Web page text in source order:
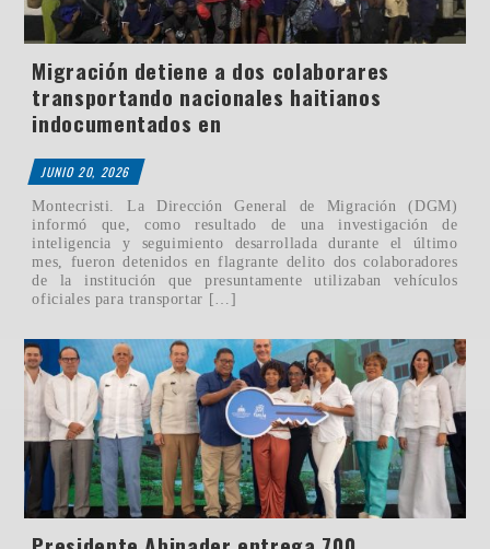
Migración detiene a dos colaborares
transportando nacionales haitianos
indocumentados en
JUNIO 20, 2026
Montecristi. La Dirección General de Migración (DGM)
informó que, como resultado de una investigación de
inteligencia y seguimiento desarrollada durante el último
mes, fueron detenidos en flagrante delito dos colaboradores
de la institución que presuntamente utilizaban vehículos
oficiales para transportar […]